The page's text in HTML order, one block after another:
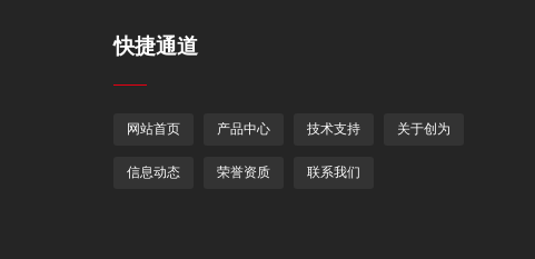
快捷通道
网站首页 产品中心 技术支持 关于创为
信息动态 荣誉资质 联系我们